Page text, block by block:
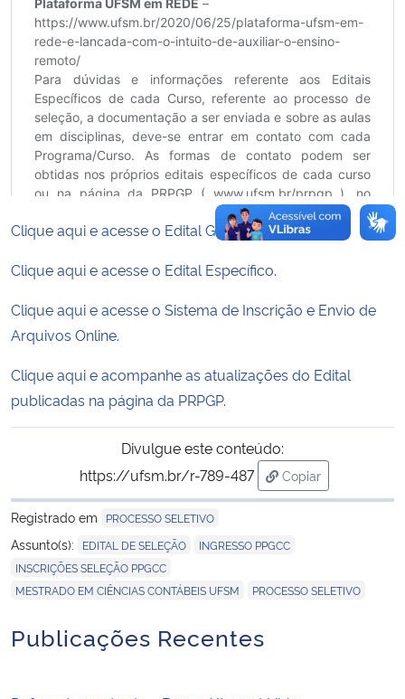
Clique aqui e acesse o Edital Geral.
Clique aqui e acesse o Edital Específico.
Clique aqui e acesse o Sistema de Inscrição e Envio de
Arquivos Online.
Clique aqui e acompanhe as atualizações do Edital
publicadas na página da PRPGP.
Divulgue este conteúdo:
https://ufsm.br/r-789-487
Copiar
para área de
Registrado em
PROCESSO SELETIVO
Assunto(s): EDITAL DE SELEÇÃO INGRESSO PPGCC
INSCRIÇÕES SELEÇÃO PPGCC
MESTRADO EM CIÊNCIAS CONTÁBEIS UFSM PROCESSO SELETIVO
Publicações Recentes